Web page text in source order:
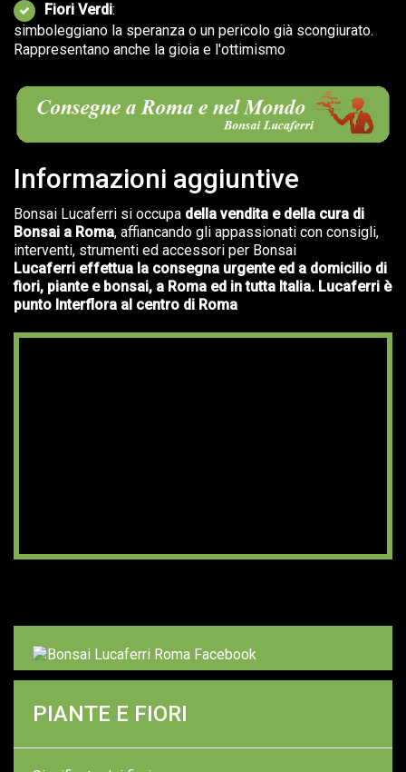
Fiori Verdi:
simboleggiano la speranza o un pericolo già scongiurato.
Rappresentano anche la gioia e l'ottimismo
Informazioni aggiuntive
Bonsai Lucaferri si occupa della vendita e della cura di
Bonsai a Roma, affiancando gli appassionati con consigli,
interventi, strumenti ed accessori per Bonsai
Lucaferri effettua la consegna urgente ed a domicilio di
fiori, piante e bonsai, a Roma ed in tutta Italia. Lucaferri è
punto Interflora al centro di Roma
PIANTE E FIORI